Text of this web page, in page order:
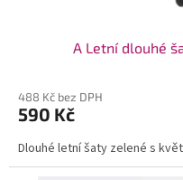
A Letní dlouhé
488 Kč bez DPH
590 Kč
Dlouhé letní šaty zelené s